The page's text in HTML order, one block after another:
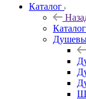
Каталог
Каталог